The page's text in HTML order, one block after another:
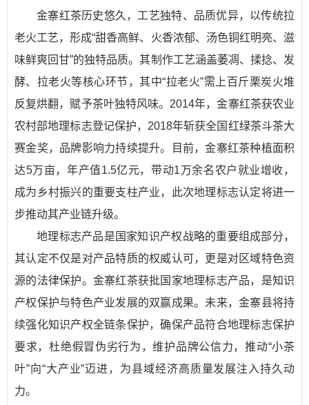
金寨红茶历史悠久，工艺独特、品质优异，以传统拉
老火工艺，形成“甜香高鲜、火香浓郁、汤色铜红明亮、滋
味鲜爽回甘”的独特品质。其制作工艺涵盖萎凋、揉捻、发
酵、拉老火等核心环节，其中“拉老火”需上百斤栗炭火堆
反复烘翻，赋予茶叶独特风味。2014年，金寨红茶获农业
农村部地理标志登记保护，2018年斩获全国红绿茶斗茶大
赛金奖，品牌影响力持续提升。目前，金寨红茶种植面积
达5万亩，年产值1.5亿元，带动1万余名农户就业增收，
成为乡村振兴的重要支柱产业，此次地理标志认定将进一
步推动其产业链升级。
地理标志产品是国家知识产权战略的重要组成部分，
其认定不仅是对产品特质的权威认可，更是对区域特色资
源的法律保护。金寨红茶获批国家地理标志产品，是知识
产权保护与特色产业发展的双赢成果。未来，金寨县将持
续强化知识产权全链条保护，确保产品符合地理标志保护
要求，杜绝假冒伪劣行为，维护品牌公信力，推动“小茶
叶”向“大产业”迈进，为县域经济高质量发展注入持久动
力。